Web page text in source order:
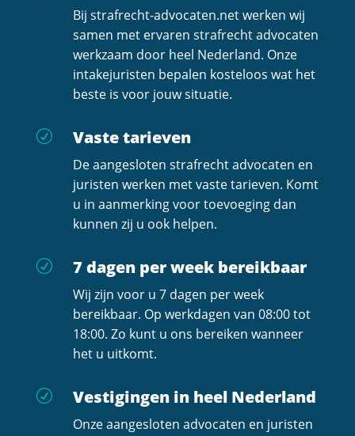
Bij strafrecht-advocaten.net werken wij
samen met ervaren strafrecht advocaten
werkzaam door heel Nederland. Onze
intakejuristen bepalen kosteloos wat het
beste is voor jouw situatie.
R Vaste tarieven
De aangesloten strafrecht advocaten en
juristen werken met vaste tarieven. Komt
u in aanmerking voor toevoeging dan
kunnen zij u ook helpen.
R 7 dagen per week bereikbaar
Wij zijn voor u 7 dagen per week
bereikbaar. Op werkdagen van 08:00 tot
18:00. Zo kunt u ons bereiken wanneer
het u uitkomt.
R Vestigingen in heel Nederland
Onze aangesloten advocaten en juristen